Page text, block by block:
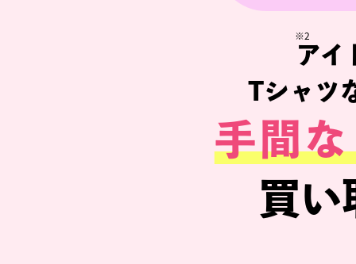
※2
アイ
Tシャツ
手間
買い